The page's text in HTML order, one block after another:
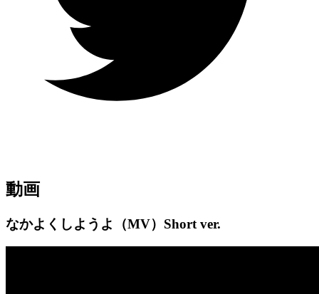
動画
なかよくしようよ（MV）Short ver.